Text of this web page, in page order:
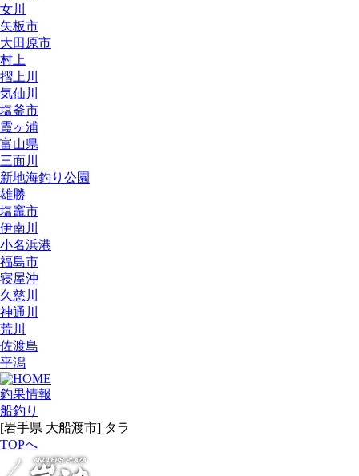
女川
矢板市
大田原市
村上
摺上川
気仙川
塩釜市
霞ヶ浦
富山県
三面川
新地海釣り公園
雄勝
塩竈市
伊南川
小名浜港
福島市
寝屋沖
久慈川
神通川
荒川
佐渡島
平潟
釣果情報
船釣り
[岩手県 大船渡市] タラ
TOPへ